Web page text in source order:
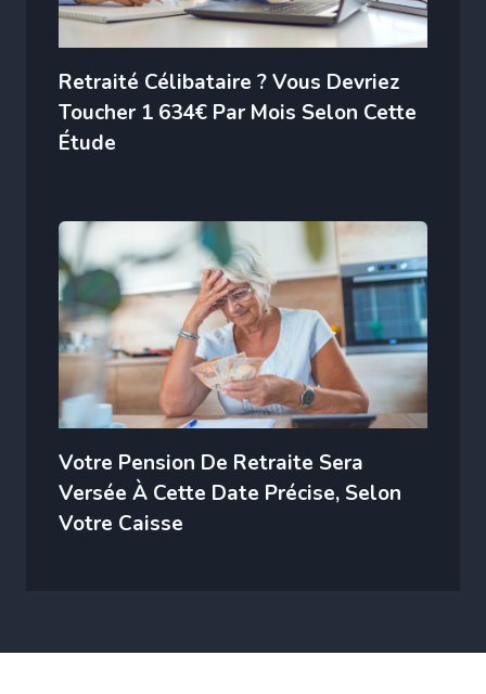
Retraité Célibataire ? Vous Devriez
Toucher 1 634€ Par Mois Selon Cette
Étude
Votre Pension De Retraite Sera
Versée À Cette Date Précise, Selon
Votre Caisse